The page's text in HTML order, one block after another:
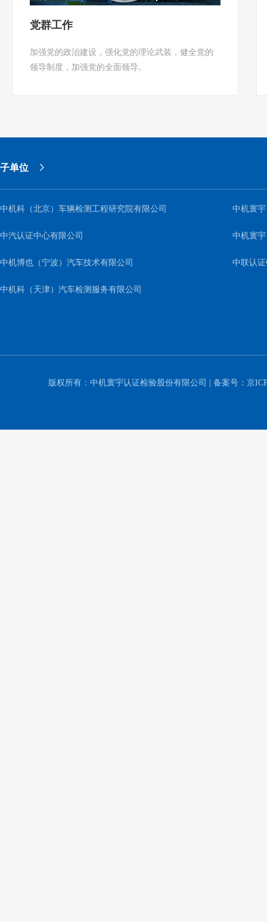
党群工作
加强党的政治建设，强化党的理论武装，健全党的
领导制度，加强党的全面领导。
子单位
中机科（北京）车辆检测工程研究院有限公司 中机寰
中汽认证中心有限公司 中机寰
中机博也（宁波）汽车技术有限公司 中联认
中机科（天津）汽车检测服务有限公司
版权所有：中机寰宇认证检验股份有限公司 | 备案号： 京